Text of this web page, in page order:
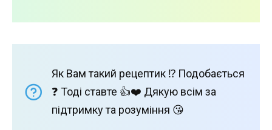
Як Вам такий рецептик ⁉️ Подобається
❓ Тоді ставте 👍❤️ Дякую всім за
підтримку та розуміння 😘